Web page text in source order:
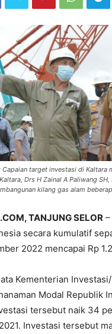
: Capaian target investasi di
Drs H Zainal A Paliwang
kilang gas alam
TANJUNG SELOR
secara kumulatif
2022 mencapai Rp
Kementerian
Modal Republik
tersebut naik 34
Investasi tersebut